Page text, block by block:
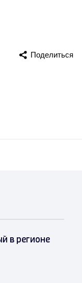
Поделиться
в регионе